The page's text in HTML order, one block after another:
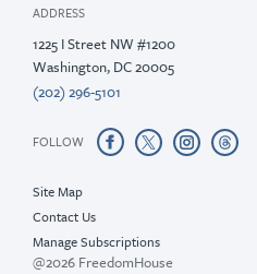
ADDRESS
1225 I Street NW #1200
Washington, DC 20005
(202) 296-5101
FOLLOW
Site Map
Contact Us
Manage Subscriptions
@2026 FreedomHouse